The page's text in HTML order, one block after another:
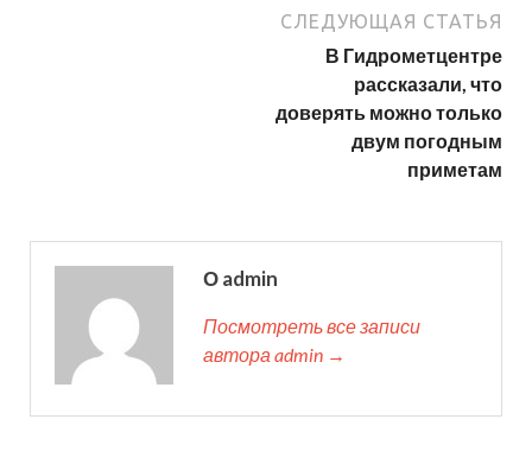
СЛЕДУЮЩАЯ СТАТЬЯ
В Гидрометцентре
рассказали, что
доверять можно только
двум погодным
приметам
О admin
Посмотреть все записи
автора admin →